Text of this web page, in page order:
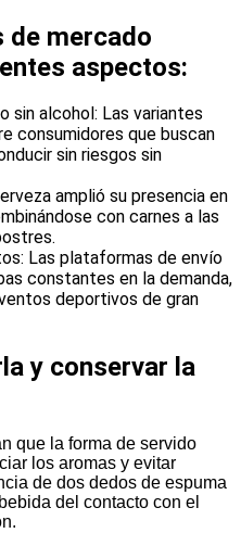
de mercado
aspectos:
sin alcohol: Las variantes
consumidores que buscan
sin riesgos sin
amplió su presencia en
con carnes a las
Las plataformas de envío
constantes en la demanda,
deportivos de gran
y conservar la
que la forma de servido
los aromas y evitar
de dos dedos de espuma
del contacto con el